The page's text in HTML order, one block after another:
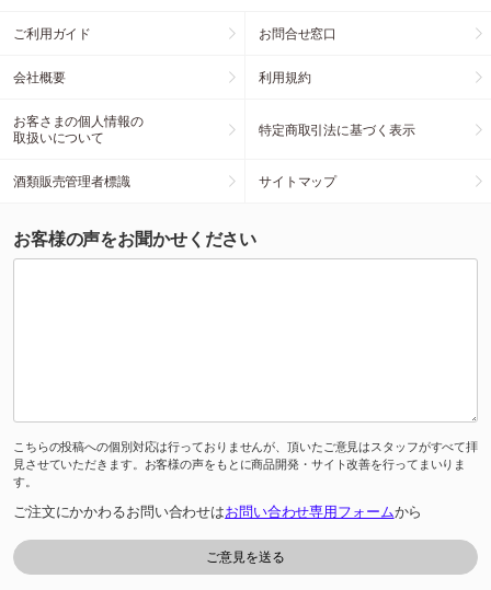
ご利用ガイド お問合せ窓口
会社概要 利用規約
お客さまの個人情報の
取扱いについて
特定商取引法に基づく表示
酒類販売管理者標識 サイトマップ
お客様の声をお聞かせください
こちらの投稿への個別対応は行っておりませんが、頂いたご意見はスタッフがすべて拝
見させていただきます。お客様の声をもとに商品開発・サイト改善を行ってまいりま
す。
ご注文にかかわるお問い合わせはお問い合わせ専用フォームから